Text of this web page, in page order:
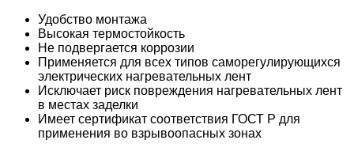
Удобство монтажа
Высокая термостойкость
Не подвергается коррозии
Применяется для всех типов саморегулирующихся
электрических нагревательных лент
Исключает риск повреждения нагревательных лент
в местах заделки
Имеет сертификат соответствия ГОСТ Р для
применения во взрывоопасных зонах